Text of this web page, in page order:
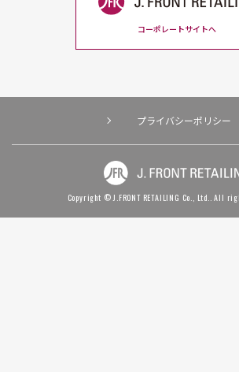
コーポレートサイトへ
プライバシーポリシー
Copyright © J.FRONT RETAILING Co., Ltd.. All